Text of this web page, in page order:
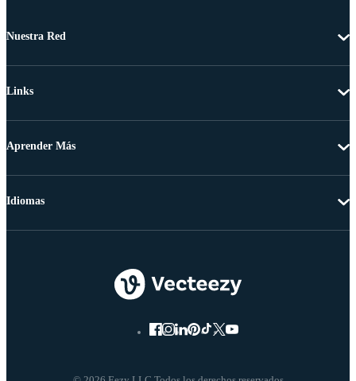
Nuestra Red
Links
Aprender Más
Idiomas